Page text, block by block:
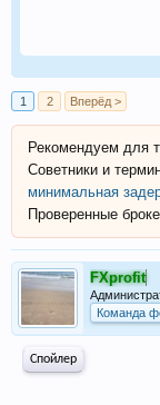
1 2 Вперёд >
Рекомендуем для
Советники и
минимальная
Проверенные
FXprofit
Команда
Спойлер